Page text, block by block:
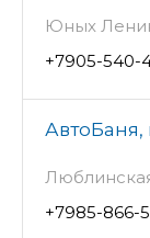
Юных
+7905-540-
+7985-866-